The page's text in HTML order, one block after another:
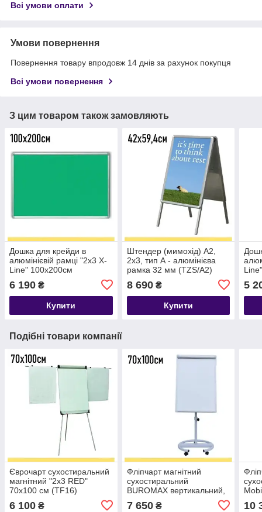
Всі умови оплати
Умови повернення
Повернення товару впродовж 14 днів за рахунок покупця
Всі умови повернення
З цим товаром також замовляють
Дошка для крейди в
алюмінієвій рамці "2х3 X-
Line" 100х200см
6 190 ₴
Купити
Штендер (мимохід) А2,
2х3, тип А - алюмінієва
рамка 32 мм (TZS/A2)
8 690₴
Купити
5
Подібні товари компанії
Єврочарт сухостиральний
магнітний "2х3 RED"
70х100 см (TF16)
6 100 ₴
Фліпчарт магнітний
сухостиральний
BUROMAX вертикальний,
7 650₴ 10